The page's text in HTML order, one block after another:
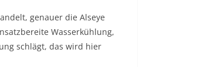
genauer die Alseye
Wasserkühlung,
schlägt, das wird hier